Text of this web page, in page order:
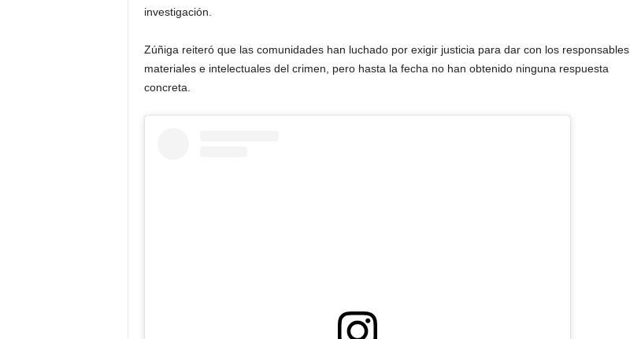
investigación.
Zúñiga reiteró que las comunidades han luchado por exigir justicia para dar con los responsables
materiales e intelectuales del crimen, pero hasta la fecha no han obtenido ninguna respuesta
concreta.